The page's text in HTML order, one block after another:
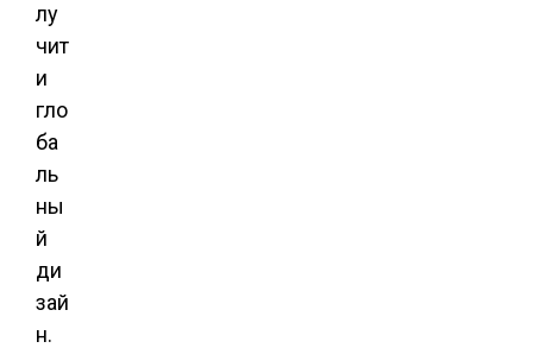
лу
чит
и
гло
ба
ль
ны
й
ди
зай
н.